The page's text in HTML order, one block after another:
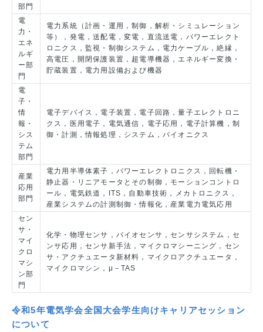
部門
電
力・
エネ
ルギ
ー部
門
電力系統（計画・運用，制御，解析・シミュレーション
等），発電，送配電，変電，直流送電，パワーエレクト
ロニクス，監視・制御システム，電力ケーブル，絶縁，
高電圧，開閉保護装置，超電導機器，エネルギー変換・
貯蔵装置，電力用設備および機器
電
子・
情
報・
シス
テム
部門
電子デバイス，電子装置，電子回路，量子エレクトロニ
クス，医用電子，電気通信，電子応用，電子計算機，制
御・計測，情報処理，システム，バイオニクス
産業
応用
部門
電力用半導体素子，パワーエレクトロニクス，回転機・
静止器・リニアモータとその制御，モーションコントロ
ール，電気鉄道，ITS，自動車技術，メカトロニクス，
産業システムの計測制御・情報化，産業電力電気応用
セン
サ・
マイ
クロ
マシ
ン部
門
化学・物理センサ，バイオセンサ，センサシステム，セ
ンサ応用，センサ新手法，マイクロマシーニング，セン
サ・アクチュエータ新材料，マイクロアクチュエータ，
マイクロマシン，μ－TAS
令和5年電気学会全国大会学生向けキャリアセッション
について